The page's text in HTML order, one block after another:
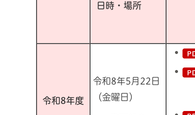
日時・場所
令和8年度
令和8年5月22日
（金曜日）